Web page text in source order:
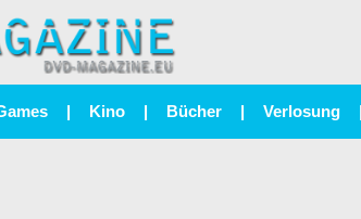
| Kino | Bücher | Verlosung |